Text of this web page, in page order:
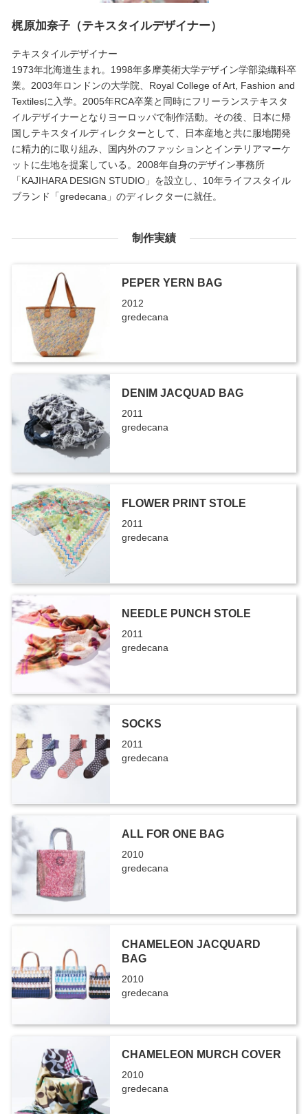
梶原加奈子（テキスタイルデザイナー）
テキスタイルデザイナー
1973年北海道生まれ。1998年多摩美術大学デザイン学部染織科卒
業。2003年ロンドンの大学院、Royal College of Art, Fashion and
Textilesに入学。2005年RCA卒業と同時にフリーランステキスタ
イルデザイナーとなりヨーロッパで制作活動。その後、日本に帰
国しテキスタイルディレクターとして、日本産地と共に服地開発
に精力的に取り組み、国内外のファッションとインテリアマーケ
ットに生地を提案している。2008年自身のデザイン事務所
「KAJIHARA DESIGN STUDIO」を設立し、10年ライフスタイル
ブランド「gredecana」のディレクターに就任。
制作実績
PEPER YERN BAG
2012
gredecana
DENIM JACQUAD BAG
2011
gredecana
FLOWER PRINT STOLE
2011
gredecana
NEEDLE PUNCH STOLE
2011
gredecana
SOCKS
2011
gredecana
ALL FOR ONE BAG
2010
gredecana
CHAMELEON JACQUARD
BAG
2010
gredecana
CHAMELEON MURCH COVER
2010
gredecana